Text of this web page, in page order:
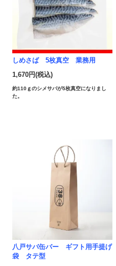
しめさば 5枚真空 業務用
1,670円(税込)
約110ｇのシメサバが5枚真空になりまし
た。
八戸サバ缶バー ギフト用手提げ
袋 タテ型